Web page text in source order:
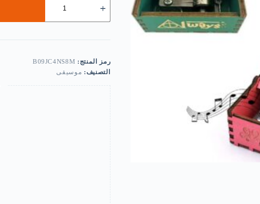
Fusked
Classic
Hand
Collectable
Engraved
Music
Box
(Pack
of
2
-
HP
Always
&
Happy
Birthday)-
B09JC4NS8M
رمز المنتج: B09JC4NS8M
التصنيف: موسيقى